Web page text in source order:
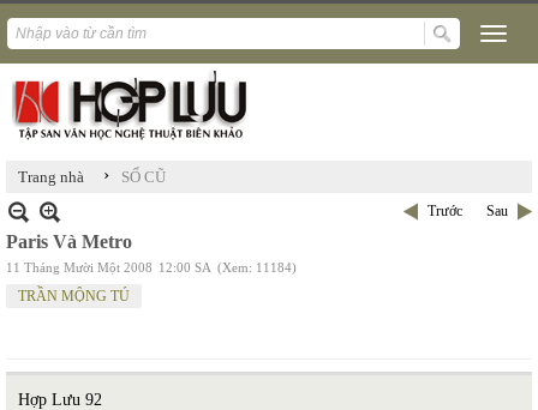
Trang nhà › SỐ CŨ
Trước Sau
Paris Và Metro
11 Tháng Mười Một 2008 12:00 SA (Xem: 11184)
TRẦN MỘNG TÚ
Hợp Lưu 92